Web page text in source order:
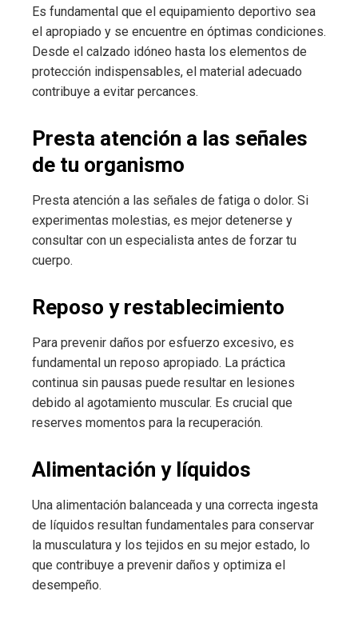
Es fundamental que el equipamiento deportivo sea
el apropiado y se encuentre en óptimas condiciones.
Desde el calzado idóneo hasta los elementos de
protección indispensables, el material adecuado
contribuye a evitar percances.
Presta atención a las señales
de tu organismo
Presta atención a las señales de fatiga o dolor. Si
experimentas molestias, es mejor detenerse y
consultar con un especialista antes de forzar tu
cuerpo.
Reposo y restablecimiento
Para prevenir daños por esfuerzo excesivo, es
fundamental un reposo apropiado. La práctica
continua sin pausas puede resultar en lesiones
debido al agotamiento muscular. Es crucial que
reserves momentos para la recuperación.
Alimentación y líquidos
Una alimentación balanceada y una correcta ingesta
de líquidos resultan fundamentales para conservar
la musculatura y los tejidos en su mejor estado, lo
que contribuye a prevenir daños y optimiza el
desempeño.